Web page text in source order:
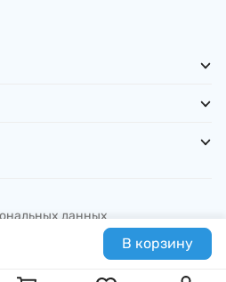
В корзину
данных